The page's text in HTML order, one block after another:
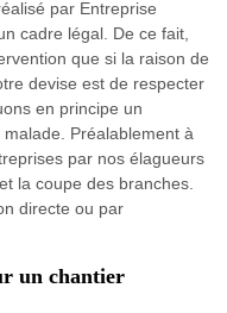
par Entreprise
cadre légal. De ce fait,
que si la raison de
devise est de respecter
en principe un
malade. Préalablement à
par nos élagueurs
la coupe des branches.
directe ou par
un chantier